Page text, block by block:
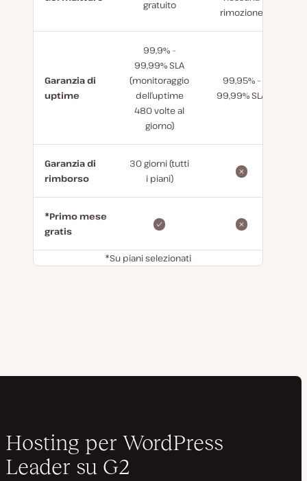
gratuito
rimozione
Garanzia di
uptime
99,9% –
99,99% SLA
(monitoraggio
dell’uptime
480 volte al
giorno)
99,95% –
99,99% SLA
Garanzia di
rimborso
30 giorni (tutti
i piani)
*Primo mese
gratis
*Su piani selezionati
Hosting per WordPress
Leader su G2